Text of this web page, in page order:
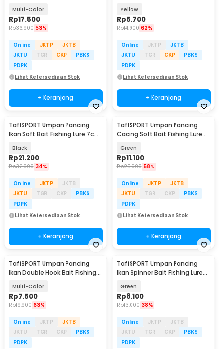
Multi-Color
Rp17.500
Rp36.900 53%
Online JKTP
JKTB
JKTU
TGR CKP
PBKS
PDPK
Lihat Ketersediaan Stok
+ Keranjang
Yellow
Rp5.700
Rp14.900 62%
Online JKTP
JKTB
JKTU
TGR CKP
PBKS
PDPK
Lihat Ketersediaan Stok
+ Keranjang
TaffSPORT Umpan Pancing
Ikan Soft Bait Fishing Lure 7cm
Black
Rp21.200
Rp32.000 34%
Online JKTP
JKTB
JKTU
TGR CKP
PBKS
PDPK
Lihat Ketersediaan Stok
+ Keranjang
TaffSPORT Umpan Pancing
Cacing Soft Bait Fishing Lure
Green
Rp11.100
Rp25.900 58%
Online JKTP
JKTB
JKTU
TGR CKP
PBKS
PDPK
Lihat Ketersediaan Stok
+ Keranjang
TaffSPORT Umpan Pancing
Ikan Double Hook Bait Fishing
Multi-Color
Rp7.500
Rp19.900 63%
Online JKTP
JKTB
JKTU
TGR CKP
PBKS
PDPK
TaffSPORT Umpan Pancing
Ikan Spinner Bait Fishing Lure
Green
Rp8.100
Rp13.000 38%
Online JKTP
JKTB
JKTU
TGR CKP
PBKS
PDPK